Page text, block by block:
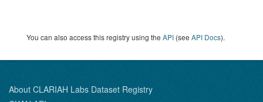
You can also access this registry using the API (see API Docs).
About CLARIAH Labs Dataset Registry